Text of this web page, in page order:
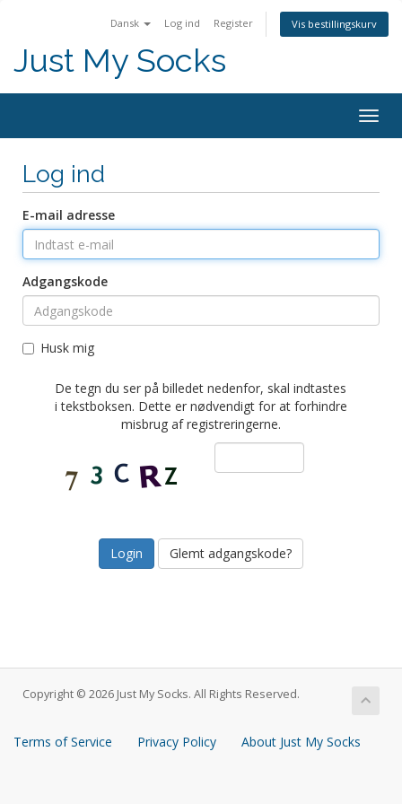
Dansk Log ind Register Vis bestillingskurv
Just My Socks
Log ind
E-mail adresse
Adgangskode
Husk mig
De tegn du ser på billedet nedenfor, skal indtastes
i tekstboksen. Dette er nødvendigt for at forhindre
misbrug af registreringerne.
Glemt adgangskode?
Copyright © 2026 Just My Socks. All Rights Reserved.
Terms of Service Privacy Policy About Just My Socks